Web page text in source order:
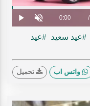
Play Unmute Current
Time
0:00 /
Progress:
0%
#عيد سعيد #عيد
واتس اب تحميل